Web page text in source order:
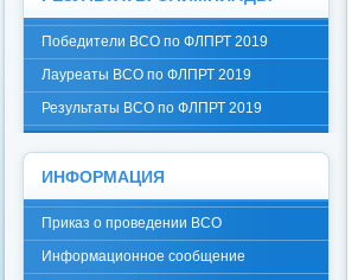
Победители ВСО по ФЛПРТ 2019
Лауреаты ВСО по ФЛПРТ 2019
Результаты ВСО по ФЛПРТ 2019
ИНФОРМАЦИЯ
Приказ о проведении ВСО
Информационное сообщение